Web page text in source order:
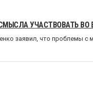
УЧАСТВОВАТЬ ВО
заявил, что проблемы